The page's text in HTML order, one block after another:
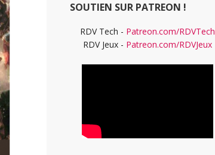
SOUTIEN SUR PATREON !
RDV Tech - Patreon.com/RDVTech
RDV Jeux - Patreon.com/RDVJeux